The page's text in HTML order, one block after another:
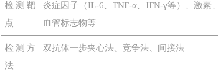
检测靶
点
炎症因子（IL-6、TNF-α、IFN-γ等）、激素
血管标志物等
检测方
法
双抗体一步夹心法、竞争法、间接法